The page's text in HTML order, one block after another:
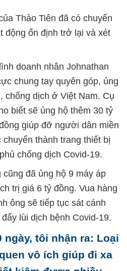
Thảo Tiên đã có chuyển
động ổn định trở lại và xét
doanh nhân Johnathan
chung tay quyên góp, ủng
chống dịch ở Việt Nam. Cụ
biết sẽ ủng hộ thêm 30 tỷ
giúp đỡ người dân miền
thành trang thiết bị
chống dịch Covid-19.
đã ủng hộ 9 máy áp
trị giá 6 tỷ đồng. Vua hàng
ông sẽ tiếp tục sát cánh
lùi dịch bệnh Covid-19.
ngày, tôi nhận ra: Loại
vô ích giúp đi xa